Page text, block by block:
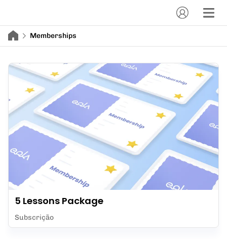
Memberships
5 Lessons Package
Subscrição